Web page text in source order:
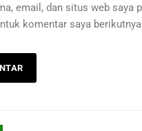
email, dan situs web saya
komentar saya